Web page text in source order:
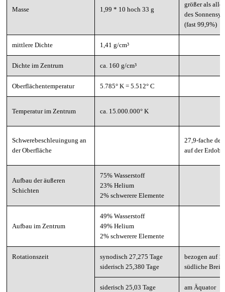
Masse 1,99 * 10 hoch 33 g
größer als alle
des
(fast 99,9%)
mittlere Dichte 1,41 g/cm³
Dichte im Zentrum ca. 160 g/cm³
Oberflächentemperatur 5.785° K = 5.512° C
Temperatur im Zentrum ca. 15.000.000° K
Schwerebeschleuingung an
der Oberfläche
27,9-fache
auf der
Aufbau der äußeren
Schichten
75% Wasserstoff
23% Helium
2% schwerere Elemente
Aufbau im Zentrum
49% Wasserstoff
49% Helium
2% schwerere Elemente
Rotationszeit
synodisch 27,275 Tage
siderisch 25,380 Tage
bezogen auf
südliche Breite
siderisch 25,03 Tage am Äquator